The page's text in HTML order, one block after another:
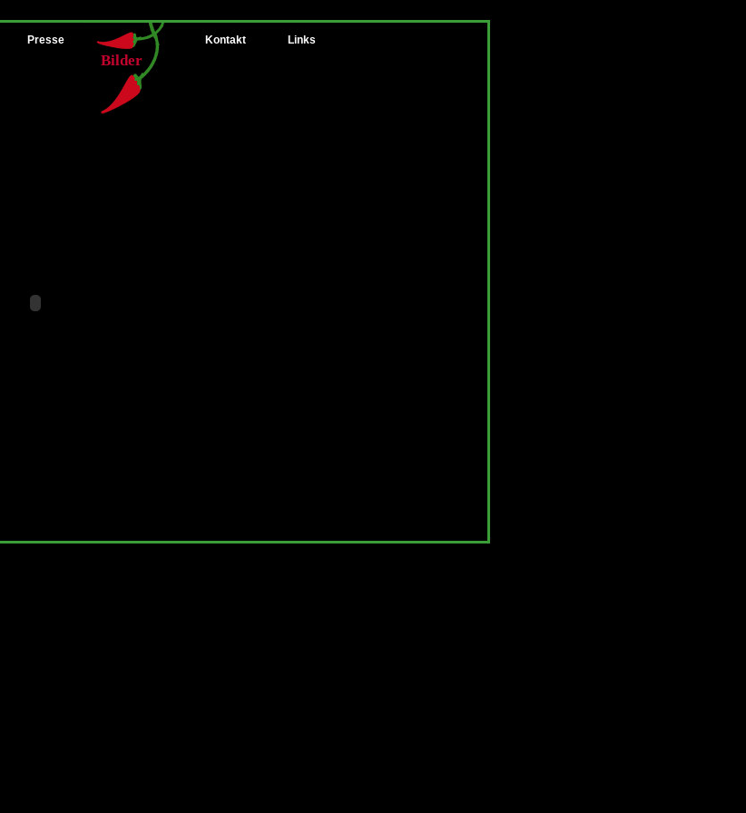
Presse
Bilder
Kontakt Links